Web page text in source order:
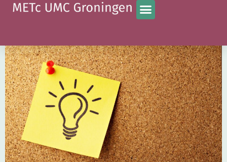
Tag: CTIS